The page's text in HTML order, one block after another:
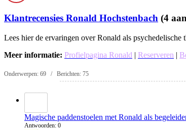
Klantrecensies Ronald Hochstenbach (4
Lees hier de ervaringen over Ronald als psychedelische
Meer informatie: Profielpagina Ronald | Reserveren |
Onderwerpen: 69 / Berichten: 75
Magische paddenstoelen met Ronald als
Antwoorden: 0